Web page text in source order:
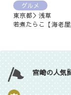
グルメ
東京都＞浅草
若煮たらこ【海老屋
宮崎の人気